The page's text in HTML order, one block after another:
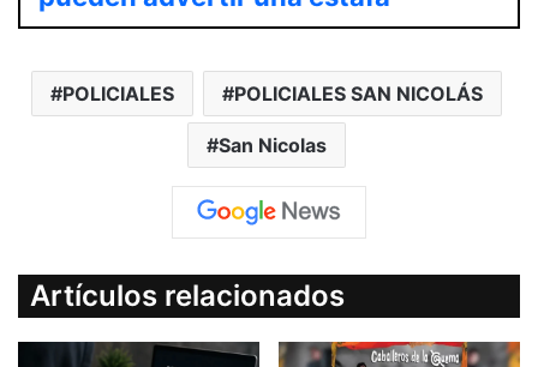
POLICIALES POLICIALES SAN NICOLÁS
San Nicolas
Artículos relacionados